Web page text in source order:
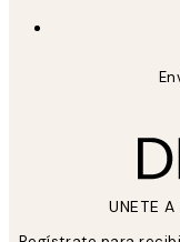
UNETE